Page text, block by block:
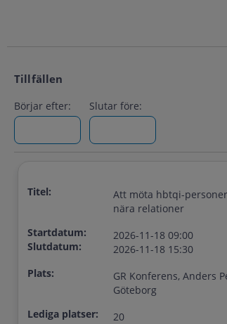
Tillfällen
Börjar efter: Slutar före:
Titel:
Att möta hbtqi-
nära relationer
Startdatum:
Slutdatum:
2026-11-18 09:00
2026-11-18 15:30
Plats:
GR Konferens, Anders
Göteborg
Lediga platser:
20